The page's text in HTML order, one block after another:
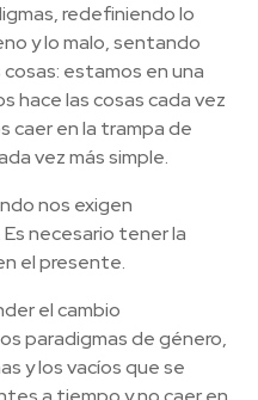
redefiniendo lo
y lo malo, sentando
estamos en una
hace las cosas cada vez
caer en la trampa de
vez más simple.
nos exigen
necesario tener la
el presente.
el cambio
paradigmas de género,
y los vacíos que se